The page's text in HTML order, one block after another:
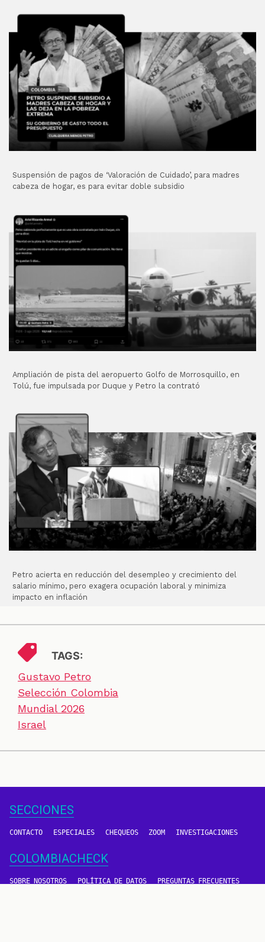
Suspensión de pagos de ‘Valoración de Cuidado’, para madres
cabeza de hogar, es para evitar doble subsidio
Ampliación de pista del aeropuerto Golfo de Morrosquillo, en
Tolú, fue impulsada por Duque y Petro la contrató
Petro acierta en reducción del desempleo y crecimiento del
salario mínimo, pero exagera ocupación laboral y minimiza
impacto en inflación
TAGS:
Gustavo Petro
Selección Colombia
Mundial 2026
Israel
SECCIONES
CONTACTO ESPECIALES CHEQUEOS ZOOM INVESTIGACIONES
COLOMBIACHECK
SOBRE NOSOTROS POLÍTICA DE DATOS PREGUNTAS FRECUENTES